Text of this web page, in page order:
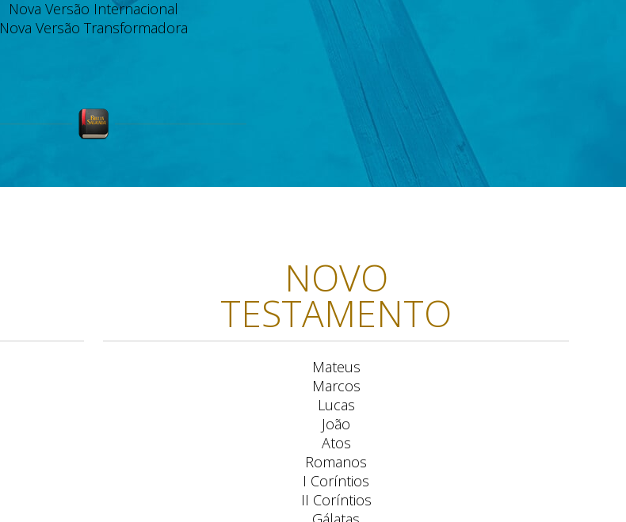
Nova Versão Internacional
Nova Versão Transformadora
NOVO
TESTAMENTO
Mateus
Marcos
Lucas
João
Atos
Romanos
I Coríntios
II Coríntios